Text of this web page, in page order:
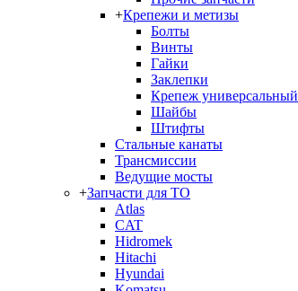
+Крепежи и метизы
Болты
Винты
Гайки
Заклепки
Крепеж универсальный
Шайбы
Штифты
Стальные канаты
Трансмиссии
Ведущие мосты
+Запчасти для ТО
Atlas
CAT
Hidromek
Hitachi
Hyundai